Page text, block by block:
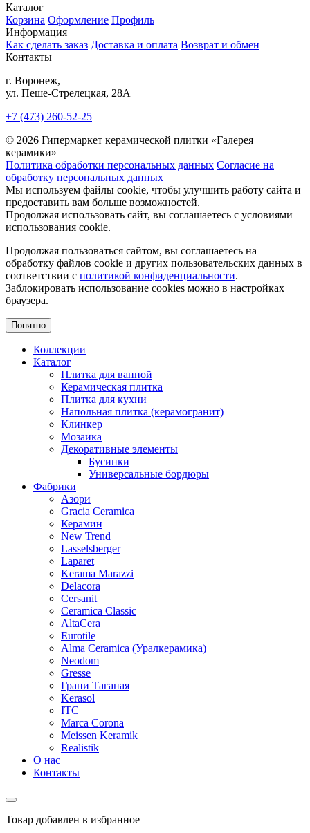
Каталог
Корзина Оформление Профиль
Информация
Как сделать заказ Доставка и оплата Возврат и обмен
Контакты
г. Воронеж,
ул. Пеше-Cтрелецкая, 28А
+7 (473) 260-52-25
© 2026 Гипермаркет керамической плитки «Галерея
керамики»
Политика обработки персональных данных Согласие на
обработку персональных данных
Мы используем файлы cookie, чтобы улучшить работу сайта и
предоставить вам больше возможностей.
Продолжая использовать сайт, вы соглашаетесь с условиями
использования cookie.
Продолжая пользоваться сайтом, вы соглашаетесь на
обработку файлов cookie и других пользовательских данных в
соответствии с политикой конфиденциальности.
Заблокировать использование cookies можно в настройках
браузера.
Понятно
Коллекции
Каталог
Плитка для ванной
Керамическая плитка
Плитка для кухни
Напольная плитка (керамогранит)
Клинкер
Мозаика
Декоративные элементы
Бусинки
Универсальные бордюры
Фабрики
Азори
Gracia Ceramica
Керамин
New Trend
Lasselsberger
Laparet
Kerama Marazzi
Delacora
Cersanit
Ceramica Classic
AltaCera
Eurotile
Alma Ceramica (Уралкерамика)
Neodom
Gresse
Грани Таганая
Kerasol
ITC
Marca Corona
Meissen Keramik
Realistik
О нас
Контакты
Товар добавлен в избранное